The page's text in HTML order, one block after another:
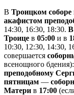
В Троицком соборе
акафистом
14:30, 16:30, 18:30. В
Троице в 05:00 и в
10:30, 12:30, 14:30,
совершается
всенощного
преподобному
пятницам —
Матери в 17:00